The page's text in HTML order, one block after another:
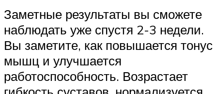
Заметные результаты вы сможете
наблюдать уже спустя 2-3 недели.
Вы заметите, как повышается тонус
мышц и улучшается
работоспособность. Возрастает